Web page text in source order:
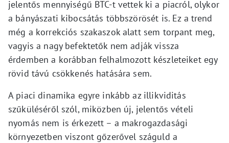
jelentős mennyiségű BTC-t vettek ki a piacról, olykor
a bányászati kibocsátás többszörösét is. Ez a trend
még a korrekciós szakaszok alatt sem torpant meg,
vagyis a nagy befektetők nem adják vissza
érdemben a korábban felhalmozott készleteiket egy
rövid távú csökkenés hatására sem.
A piaci dinamika egyre inkább az illikviditás
szűküléséről szól, miközben új, jelentős vételi
nyomás nem is érkezett – a makrogazdasági
környezetben viszont gőzerővel száguld a